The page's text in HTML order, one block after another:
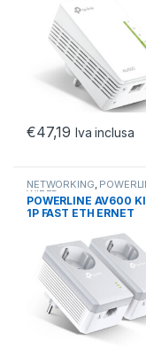
€47,19 Iva inclusa
NETWORKING,
WIRED
POWERLINE AV600
1P FAST ETH ERNET